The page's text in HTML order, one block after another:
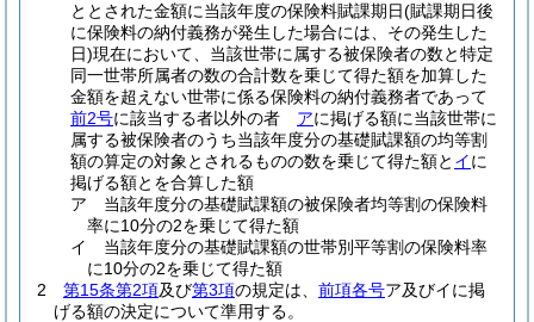
ととされた金額に当該年度の保険料賦課期日(賦課期日後
に保険料の納付義務が発生した場合には、その発生した
日)現在において、当該世帯に属する被保険者の数と特定
同一世帯所属者の数の合計数を乗じて得た額を加算した
金額を超えない世帯に係る保険料の納付義務者であって
前2号に該当する者以外の者 アに掲げる額に当該世帯に
属する被保険者のうち当該年度分の基礎賦課額の均等割
額の算定の対象とされるものの数を乗じて得た額と イに
掲げる額とを合算した額
ア
当該年度分の基礎賦課額の被保険者均等割の保険料
率に10分の2を乗じて得た額
イ
当該年度分の基礎賦課額の世帯別平等割の保険料率
に10分の2を乗じて得た額
2
第15条第2項及び第3項の規定は、 前項各号ア及びイに掲
げる額の決定について準用する。